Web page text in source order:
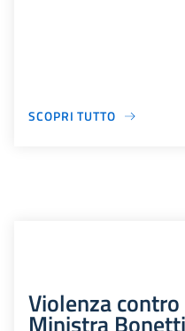
SCOPRI TUTTO
Violenza